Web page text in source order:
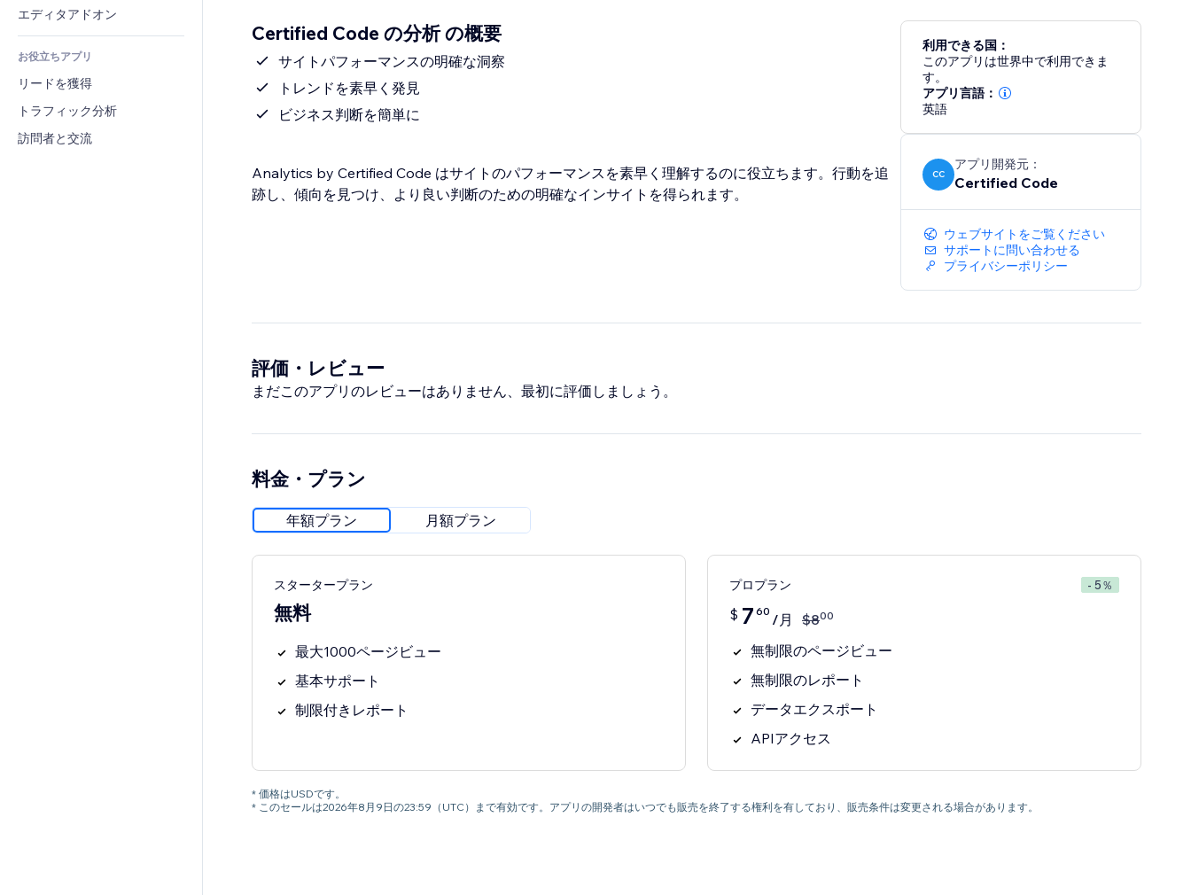
食品・飲料
電卓
検索
天気
チャート・テーブル
コミュニティィ
レビュー・お客さまの声
CRM
エディタアドオン
お役立ちアプリ
リードを獲得
トラフィック分析
訪問者と交流
Certified Code の分析 の概要
サイトパフォーマンスの明確な洞察
トレンドを素早く発見
ビジネス判断を簡単に
Analytics by Certified Code はサイトのパフォーマンスを素早く理解するのに役立ちます。行動を追
跡し、傾向を見つけ、より良い判断のための明確なインサイトを得られます。
利用できる国：
このアプリは世界中で利用できま
す。
アプリ言語：
英語
CC
アプリ開発元：
Certified Code
ウェブサイトをご覧ください
サポートに問い合わせる
プライバシーポリシー
評価・レビュー
まだこのアプリのレビューはありません、最初に評価しましょう。
料金・プラン
年額プラン 月額プラン
スタータープラン
無料
最大1000ページビュー
基本サポート
制限付きレポート
プロプラン - 5％
$ 7 60 /月 $800
無制限のページビュー
無制限のレポート
データエクスポート
APIアクセス
* 価格はUSDです。
* このセールは2026年8月9日の23:59（UTC）まで有効です。アプリの開発者はいつでも販売を終了する権利を有しており、販売条件は変更される場合があります。